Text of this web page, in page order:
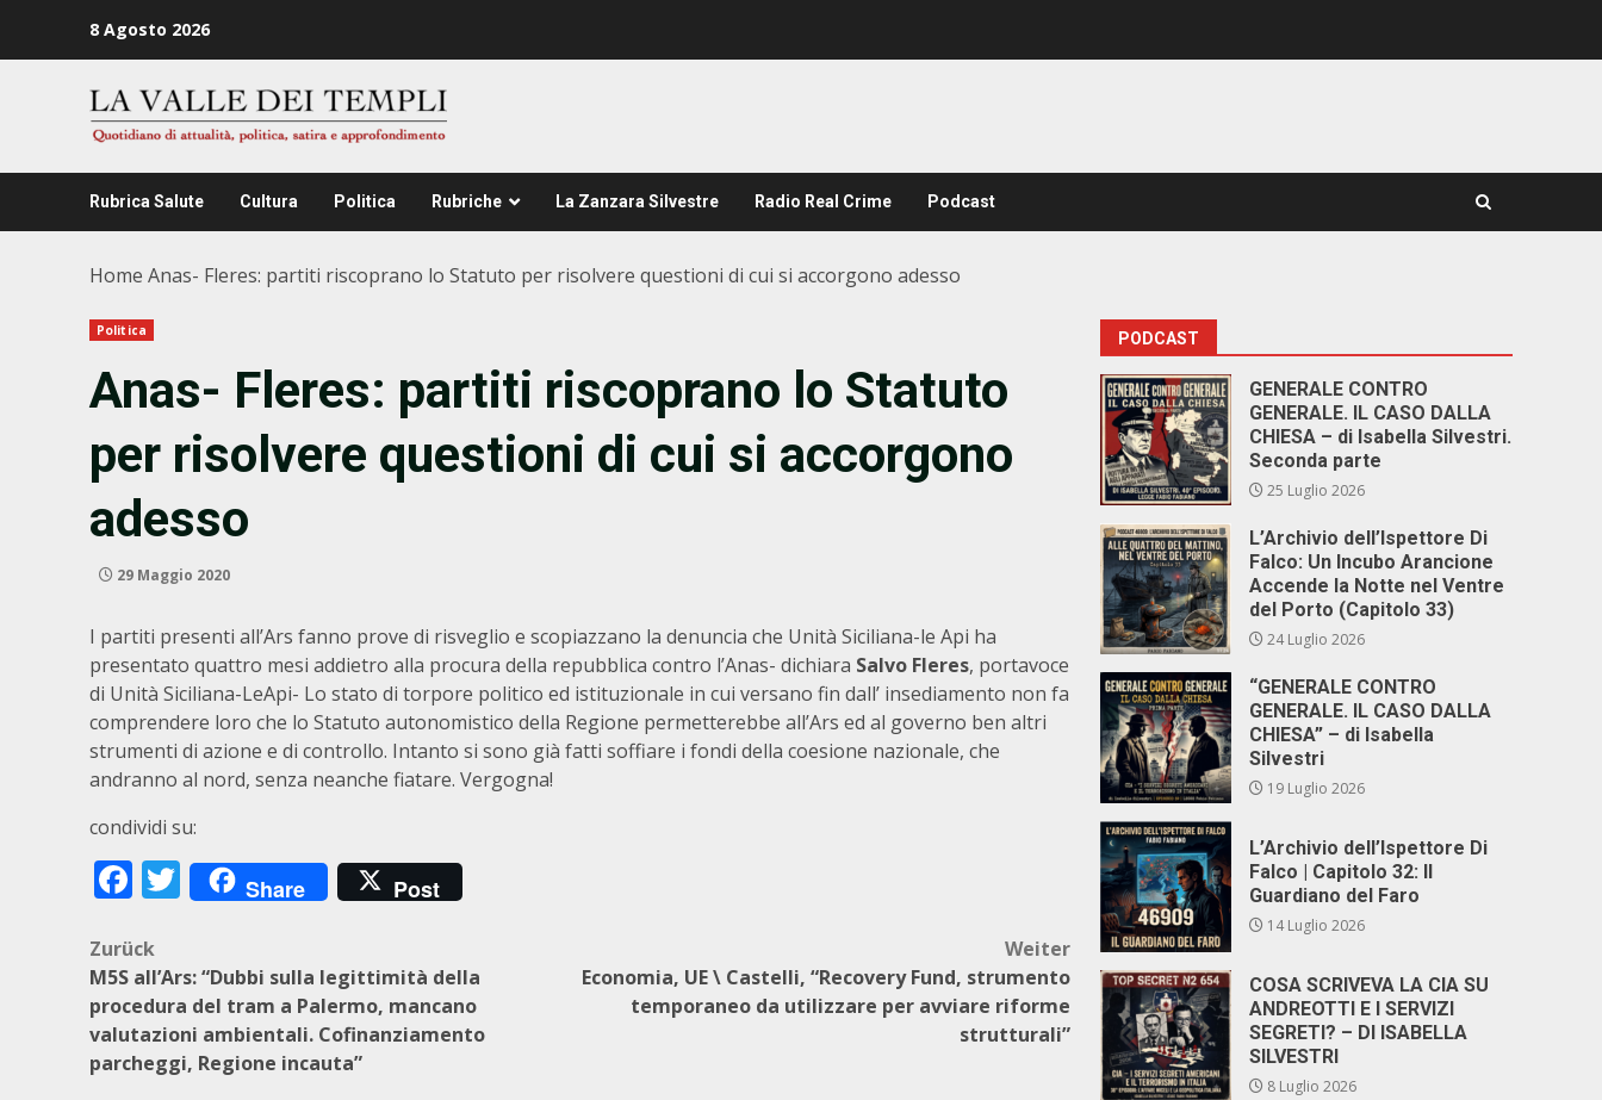
8 Agosto 2026
Rubrica Salute Cultura Politica Rubriche La Zanzara Silvestre Radio Real Crime Podcast
Home Anas- Fleres: partiti riscoprano lo Statuto per risolvere questioni di cui si accorgono adesso
Politica
Anas- Fleres: partiti riscoprano lo Statuto
per risolvere questioni di cui si accorgono
adesso
29 Maggio 2020
I partiti presenti all’Ars fanno prove di risveglio e scopiazzano la denuncia che Unità Siciliana-le Api ha
presentato quattro mesi addietro alla procura della repubblica contro l’Anas- dichiara Salvo Fleres, portavoce
di Unità Siciliana-LeApi- Lo stato di torpore politico ed istituzionale in cui versano fin dall’ insediamento non fa
comprendere loro che lo Statuto autonomistico della Regione permetterebbe all’Ars ed al governo ben altri
strumenti di azione e di controllo. Intanto si sono già fatti soffiare i fondi della coesione nazionale, che
andranno al nord, senza neanche fiatare. Vergogna!
condividi su:
Facebook
Twitter
Share Post
Beitragsnavigation
Zurück
M5S all’Ars: “Dubbi sulla legittimità della
procedura del tram a Palermo, mancano
valutazioni ambientali. Cofinanziamento
parcheggi, Regione incauta”
Weiter
Economia, UE \ Castelli, “Recovery Fund, strumento
temporaneo da utilizzare per avviare riforme
strutturali”
PODCAST
GENERALE CONTRO
GENERALE. IL CASO DALLA
CHIESA – di Isabella Silvestri.
Seconda parte
25 Luglio 2026
L’Archivio dell’Ispettore Di
Falco: Un Incubo Arancione
Accende la Notte nel Ventre
del Porto (Capitolo 33)
24 Luglio 2026
“GENERALE CONTRO
GENERALE. IL CASO DALLA
CHIESA” – di Isabella
Silvestri
19 Luglio 2026
L’Archivio dell’Ispettore Di
Falco | Capitolo 32: Il
Guardiano del Faro
14 Luglio 2026
COSA SCRIVEVA LA CIA SU
ANDREOTTI E I SERVIZI
SEGRETI? – DI ISABELLA
SILVESTRI
8 Luglio 2026